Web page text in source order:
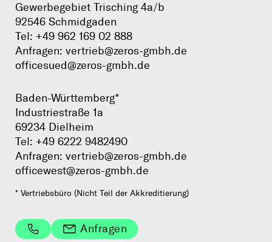
Gewerbegebiet Trisching 4a/b
92546 Schmidgaden
Tel: +49 962 169 02 888
Anfragen: vertrieb@zeros-gmbh.de
officesued@zeros-gmbh.de
Baden-Württemberg*
Industriestraße 1a
69234 Dielheim
Tel: +49 6222 9482490
Anfragen: vertrieb@zeros-gmbh.de
officewest@zeros-gmbh.de
* Vertriebsbüro (Nicht Teil der Akkreditierung)
Anfragen